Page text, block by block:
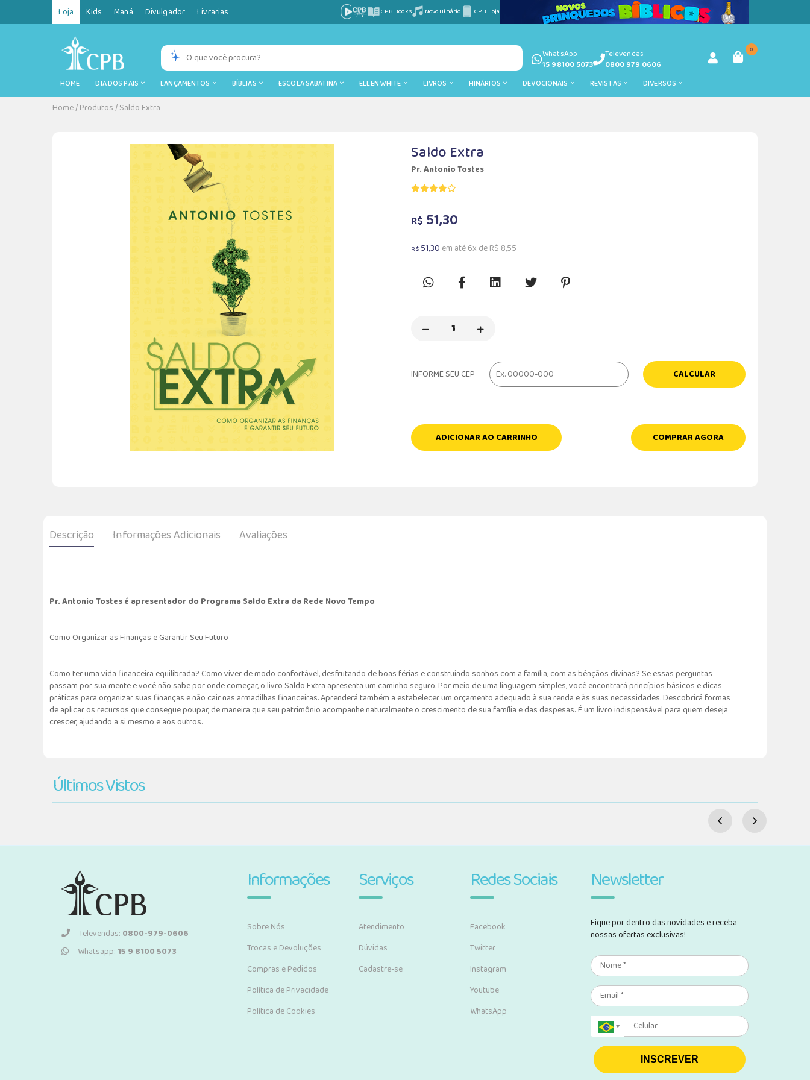
Loja Kids Maná Divulgador Livrarias CPB Books Novo Hinário CPB Loja
WhatsApp
15 98100 5073
Televendas
0800 979 0606
0
HOME DIA DOS PAIS LANÇAMENTOS BÍBLIAS ESCOLA SABATINA ELLEN WHITE LIVROS HINÁRIOS DEVOCIONAIS REVISTAS DIVERSOS
Home/Produtos/Saldo Extra
Saldo Extra
Pr. Antonio Tostes
R$ 51,30
R$ 51,30 em até 6x de R$ 8,55
INFORME SEU CEP CALCULAR
ADICIONAR AO CARRINHO COMPRAR AGORA
Descrição Informações Adicionais Avaliações
Pr. Antonio Tostes é apresentador do Programa Saldo Extra da Rede Novo Tempo
Como Organizar as Finanças e Garantir Seu Futuro
Como ter uma vida financeira equilibrada? Como viver de modo confortável, desfrutando de boas férias e construindo sonhos com a família, com as bênçãos divinas? Se essas perguntas
passam por sua mente e você não sabe por onde começar, o livro Saldo Extra apresenta um caminho seguro. Por meio de uma linguagem simples, você encontrará princípios básicos e dicas
práticas para organizar suas finanças e não cair nas armadilhas financeiras. Aprenderá também a estabelecer um orçamento adequado à sua renda e às suas necessidades. Descobrirá formas
de aplicar os recursos que consegue poupar, de maneira que seu patrimônio acompanhe naturalmente o crescimento de sua família e das despesas. É um livro indispensável para quem deseja
crescer, ajudando a si mesmo e aos outros.
Últimos Vistos
Televendas: 0800-979-0606
Whatsapp: 15 9 8100 5073
Informações
Sobre Nós
Trocas e Devoluções
Compras e Pedidos
Política de Privacidade
Política de Cookies
Serviços
Atendimento
Dúvidas
Cadastre-se
Redes Sociais
Facebook
Twitter
Instagram
Youtube
WhatsApp
Newsletter
Fique por dentro das novidades e receba
nossas ofertas exclusivas!
INSCREVER